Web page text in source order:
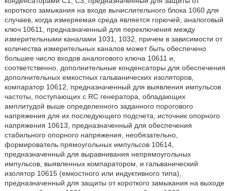
короткого замыкания на входе вычислительного блока 1060 для
случаев, когда измеряемая среда является горючей, аналоговый
ключ 10611, предназначенный для переключения между
измерительными каналами 1031, 1032, причем в зависимости от
количества измерительных каналов может быть обеспечено
большее число входов аналогового ключа 10611 и,
соответственно, дополнительные конденсаторы для обеспечения
дополнительных емкостных гальванических изоляторов,
компаратор 10612, предназначенный для выявления импульсов
частоты, поступающих с RC генератора, обладающих
амплитудой выше определенного заданного порогового
напряжения для их последующего подсчета, источник опорного
напряжения 10613, предназначенный для обеспечения
стабильного опорного напряжения, необязательно,
формирователь прямоугольных импульсов 10614,
предназначенный для выравнивания непрямоугольных
импульсов, выявленных компаратором, и гальванический
изолятор 10615 (емкостного или индуктивного типа),
предназначенный для защиты от короткого замыкания на выходе